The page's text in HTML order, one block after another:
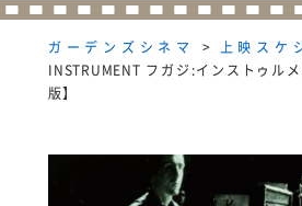
ガーデンズシネマ > 上映スケ
INSTRUMENT フガジ:インストゥル
版】